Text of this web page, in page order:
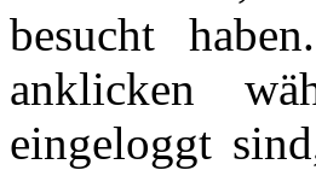
besucht
anklicken
eingeloggt